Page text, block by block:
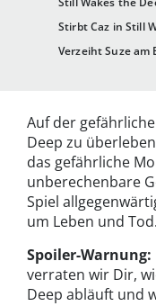
Stirbt Caz in Still
Verzeiht Suze am
Auf der
Deep zu
das gefährliche
unberechenbare
Spiel
um Leben und Tod.
Spoiler-Warnung:
verraten wir Dir,
Deep abläuft und